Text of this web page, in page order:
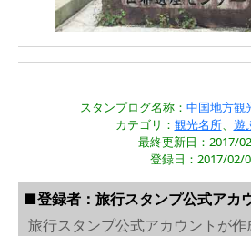
スタンプログ名称： 中国地方観
カテゴリ： 観光名所、 遊
最終更新日：2017/
登録日：2017/02/
■登録者：旅行スタンプ公式アカ
旅行スタンプ公式アカウントが作